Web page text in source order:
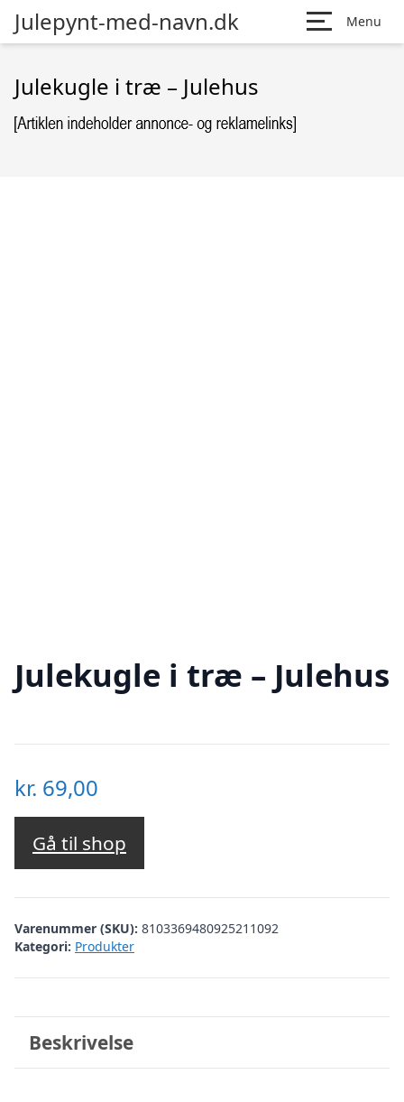
Julepynt-med-navn.dk Menu
Julekugle i træ – Julehus
Julekugle i træ – Julehus
kr. 69,00
Gå til shop
Varenummer (SKU): 8103369480925211092
Kategori: Produkter
Beskrivelse